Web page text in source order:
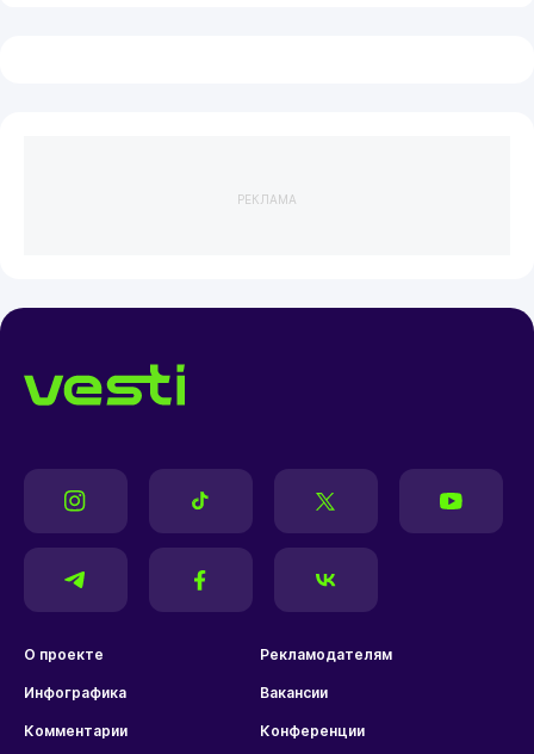
РЕКЛАМА
О проекте Рекламодателям
Инфографика Вакансии
Комментарии Конференции